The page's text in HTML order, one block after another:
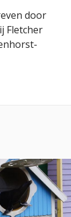
door
Fletcher